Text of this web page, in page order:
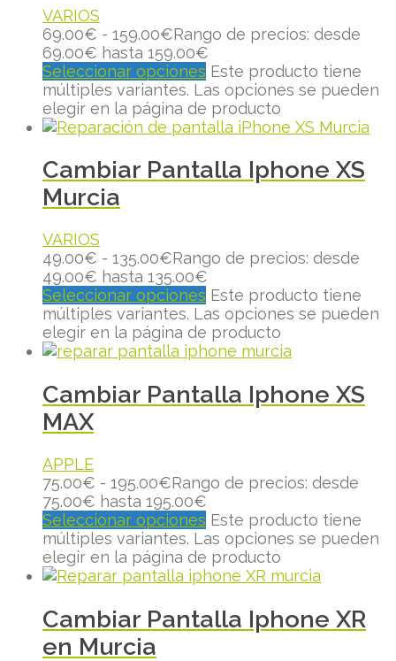
VARIOS
69.00€ - 159.00€Rango de precios: desde
69.00€ hasta 159.00€
Seleccionar opciones Este producto tiene
múltiples variantes. Las opciones se pueden
elegir en la página de producto
Cambiar Pantalla Iphone XS
Murcia
VARIOS
49.00€ - 135.00€Rango de precios: desde
49.00€ hasta 135.00€
Seleccionar opciones Este producto tiene
múltiples variantes. Las opciones se pueden
elegir en la página de producto
Cambiar Pantalla Iphone XS
MAX
APPLE
75.00€ - 195.00€Rango de precios: desde
75.00€ hasta 195.00€
Seleccionar opciones Este producto tiene
múltiples variantes. Las opciones se pueden
elegir en la página de producto
Cambiar Pantalla Iphone XR
en Murcia